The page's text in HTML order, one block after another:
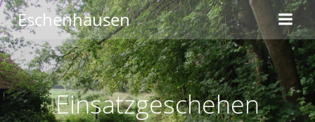
Zum
Inhalt
springen
Eschenhausen
Einsatzgeschehen